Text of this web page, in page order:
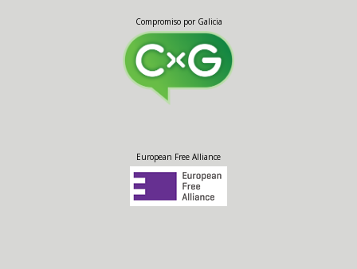
Compromiso por Galicia
European Free Alliance